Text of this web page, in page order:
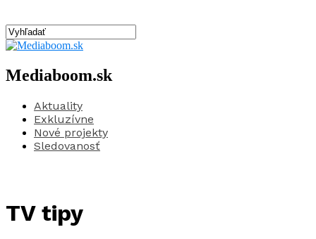
Mediaboom.sk
Aktuality
Exkluzívne
Nové projekty
Sledovanosť
TV tipy